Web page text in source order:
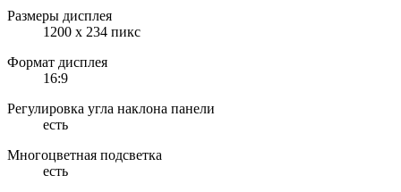
Размеры дисплея
1200 х 234 пикс
Формат дисплея
16:9
Регулировка угла наклона панели
есть
Многоцветная подсветка
есть